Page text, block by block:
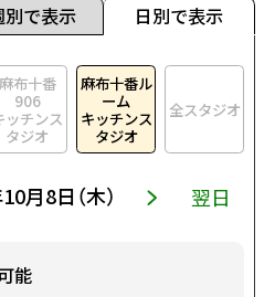
別で表示 日別で表示
麻布十番
906
ッチンス
タジオ
麻布十番ル
ーム
キッチンス
タジオ
全スタジオ
月8日（木） 翌日
能